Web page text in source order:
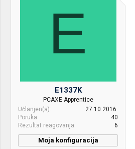
OS & Browser:
Windows 10 Pro x64 ,
E
E1337K
PCAXE Apprentice
Učlanjen(a)
27.10.2016.
Poruka
40
Rezultat reagovanja
6
Moja konfiguracija